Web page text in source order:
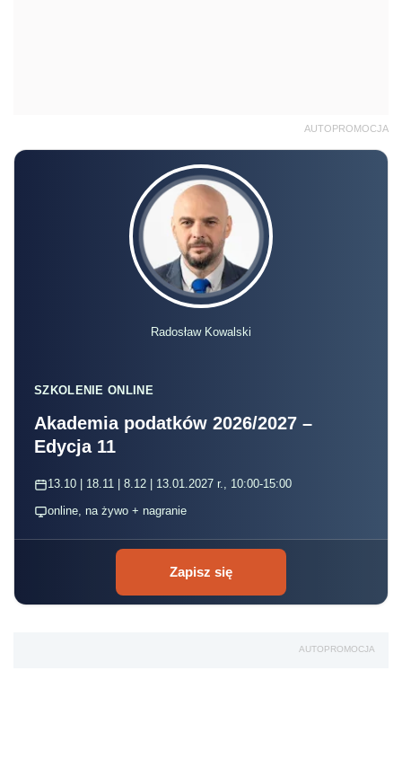
AUTOPROMOCJA
Radosław Kowalski
SZKOLENIE ONLINE
Akademia podatków 2026/2027 –
Edycja 11
13.10 | 18.11 | 8.12 | 13.01.2027 r., 10:00-15:00
online, na żywo + nagranie
Zapisz się
AUTOPROMOCJA